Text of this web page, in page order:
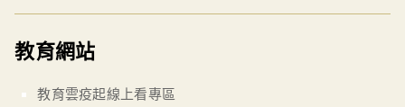
教育網站
教育雲疫起線上看專區